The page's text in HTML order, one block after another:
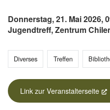
Donnerstag, 21. Mai 2026,
Jugendtreff, Zentrum
Diverses Treffen
Link zur Veranstalterseite